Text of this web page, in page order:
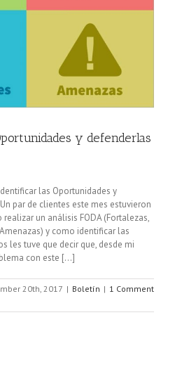
y defenderlas
las Oportunidades y
par de clientes este mes estuvieron
un análisis FODA (Fortalezas,
y como identificar las
les tuve que decir que, desde mi
con este [...]
20th, 2017 | Boletín | 1 Comment